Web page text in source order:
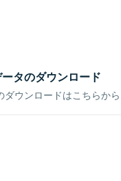
タのダウンロード
ダウンロードはこちらか